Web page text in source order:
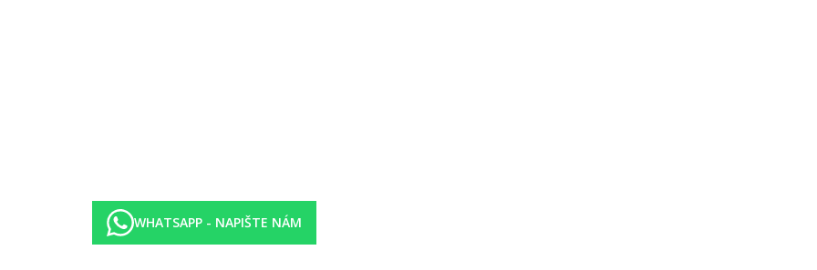
WHATSAPP - NAPIŠTE NÁM